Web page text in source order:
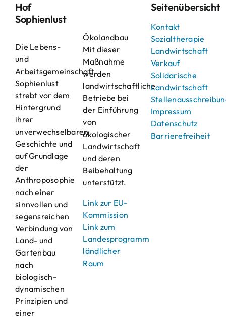
Hof
Sophienlust
Die Lebens-
und
Arbeitsgemeinschaft
Sophienlust
strebt vor dem
Hintergrund
ihrer
unverwechselbaren
Geschichte und
auf Grundlage
der
Anthroposophie
nach einer
sinnvollen und
segensreichen
Verbindung von
Land- und
Gartenbau
nach
biologisch-
dynamischen
Prinzipien und
einer
Ökolandbau
Mit dieser
Maßnahme
werden
landwirtschaftliche
Betriebe bei
der Einführung
von
ökologischer
Landwirtschaft
und deren
Beibehaltung
unterstützt.
Link zur EU-
Kommission
Link zum
Landesprogramm
ländlicher
Raum
Seitenübersicht
Kontakt
Sozialtherapie
Landwirtschaft
Verkauf
Solidarische
Landwirtschaft
Impressum
Datenschutz
Barrierefreiheit